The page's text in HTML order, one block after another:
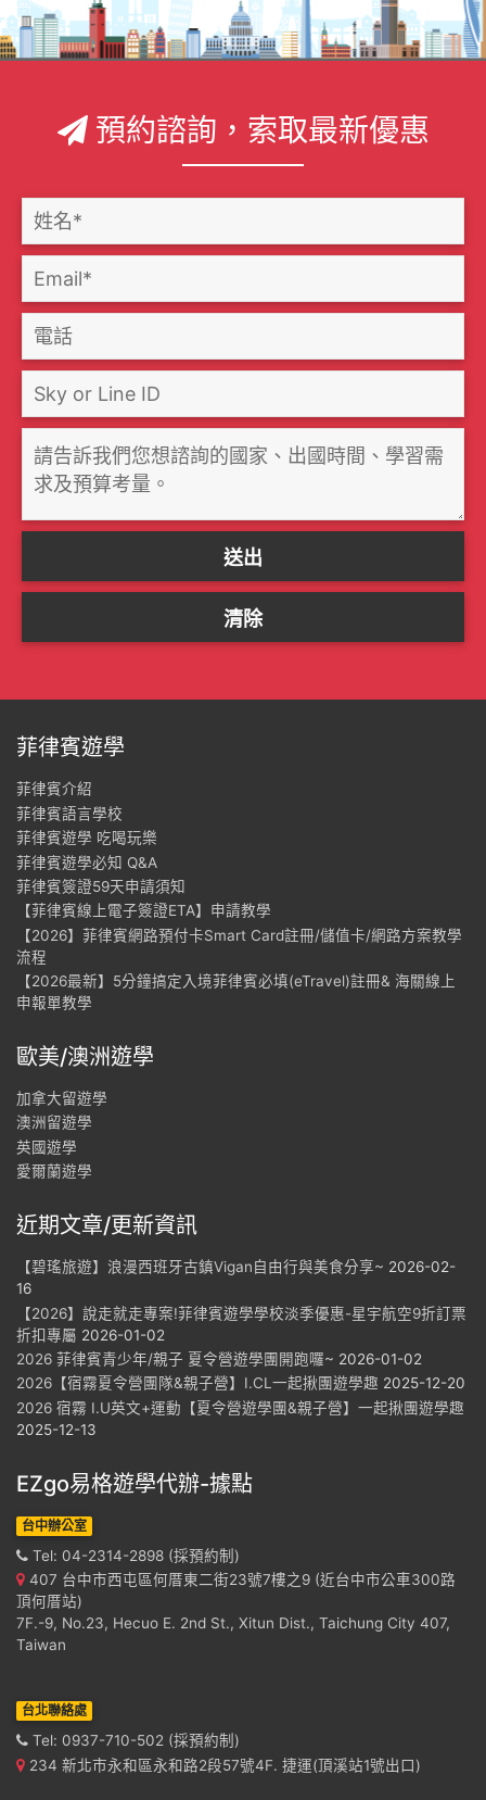
預約諮詢，索取最新優惠
菲律賓遊學
菲律賓介紹
菲律賓語言學校
菲律賓遊學 吃喝玩樂
菲律賓遊學必知 Q&A
菲律賓簽證59天申請須知
【菲律賓線上電子簽證ETA】申請教學
【2026】菲律賓網路預付卡Smart Card註冊/儲值卡/網路方案教學
流程
【2026最新】5分鐘搞定入境菲律賓必填(eTravel)註冊& 海關線上
申報單教學
歐美/澳洲遊學
加拿大留遊學
澳洲留遊學
英國遊學
愛爾蘭遊學
近期文章/更新資訊
【碧瑤旅遊】浪漫西班牙古鎮Vigan自由行與美食分享~ 2026-02-
16
【2026】說走就走專案!菲律賓遊學學校淡季優惠-星宇航空9折訂票
折扣專屬 2026-01-02
2026 菲律賓青少年/親子 夏令營遊學團開跑囉~ 2026-01-02
2026【宿霧夏令營團隊&親子營】I.CL一起揪團遊學趣 2025-12-20
2026 宿霧 I.U英文+運動【夏令營遊學團&親子營】一起揪團遊學趣
2025-12-13
EZgo易格遊學代辦-據點
台中辦公室
Tel: 04-2314-2898 (採預約制)
407 台中市西屯區何厝東二街23號7樓之9 (近台中市公車300路
頂何厝站)
7F.-9, No.23, Hecuo E. 2nd St., Xitun Dist., Taichung City 407,
Taiwan
台北聯絡處
Tel: 0937-710-502 (採預約制)
234 新北市永和區永和路2段57號4F. 捷運(頂溪站1號出口)